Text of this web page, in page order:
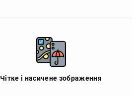
Чітке і насичене зображення